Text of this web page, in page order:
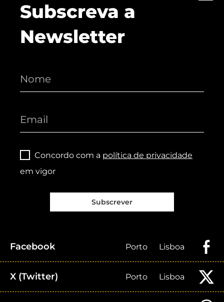
Subscreva a
Newsletter
Concordo com a política de privacidade
em vigor
Subscrever
Facebook Porto Lisboa
X (Twitter) Porto Lisboa